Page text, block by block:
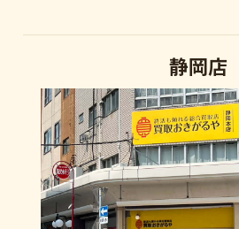
静岡店